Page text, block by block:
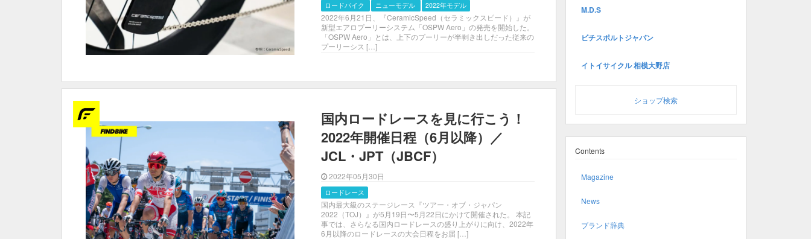
ロードバイク ニューモデル 2022年モデル
2022年6月21日、『CeramicSpeed（セラミックスピード）』が
新型エアロプーリーシステム「OSPW Aero」の発売を開始した。
「OSPW Aero」とは、上下のプーリーが半剥き出しだった従来の
プーリーシス […]
国内ロードレースを見に行こう！
2022年開催日程（6月以降）／
JCL・JPT（JBCF）
2022年05月30日
ロードレース
国内最大級のステージレース『ツアー・オブ・ジャパン
2022（TOJ）』が5月19日〜5月22日にかけて開催された。 本記
事では、さらなる国内ロードレースの盛り上がりに向け、2022年
6月以降のロードレースの大会日程をお届 […]
M.D.S
ビチスポルトジャパン
イトイサイクル 相模大野店
ショップ検索
Contents
Magazine
News
ブランド辞典